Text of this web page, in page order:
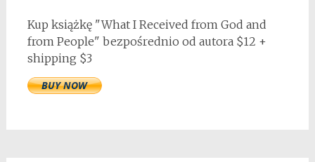
Kup książkę "What I Received from God and
from People" bezpośrednio od autora $12 +
shipping $3